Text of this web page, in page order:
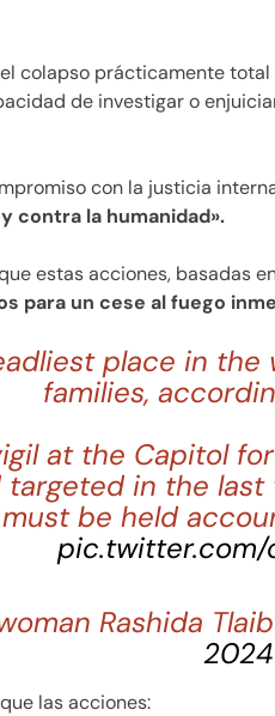
colapso prácticamente
de investigar o
con la justicia
contra la humanidad».
estas acciones, basadas
para un cese al fuego
place in
families,
at the Capitol
targeted in the last
be held
pic.twitter.com/
Rashida
2024
las acciones: